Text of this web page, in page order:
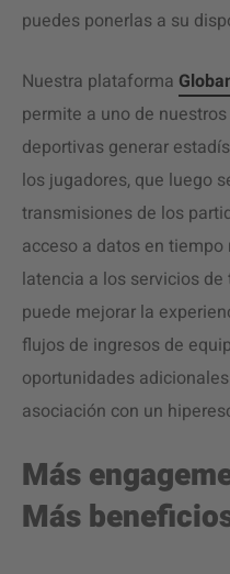
puedes ponerlas a su
Nuestra plataforma
permite a uno de
deportivas generar
los jugadores, que luego
transmisiones de los
acceso a datos en
latencia a los servicios
puede mejorar la
flujos de ingresos de
oportunidades
asociación con un
Más
Más